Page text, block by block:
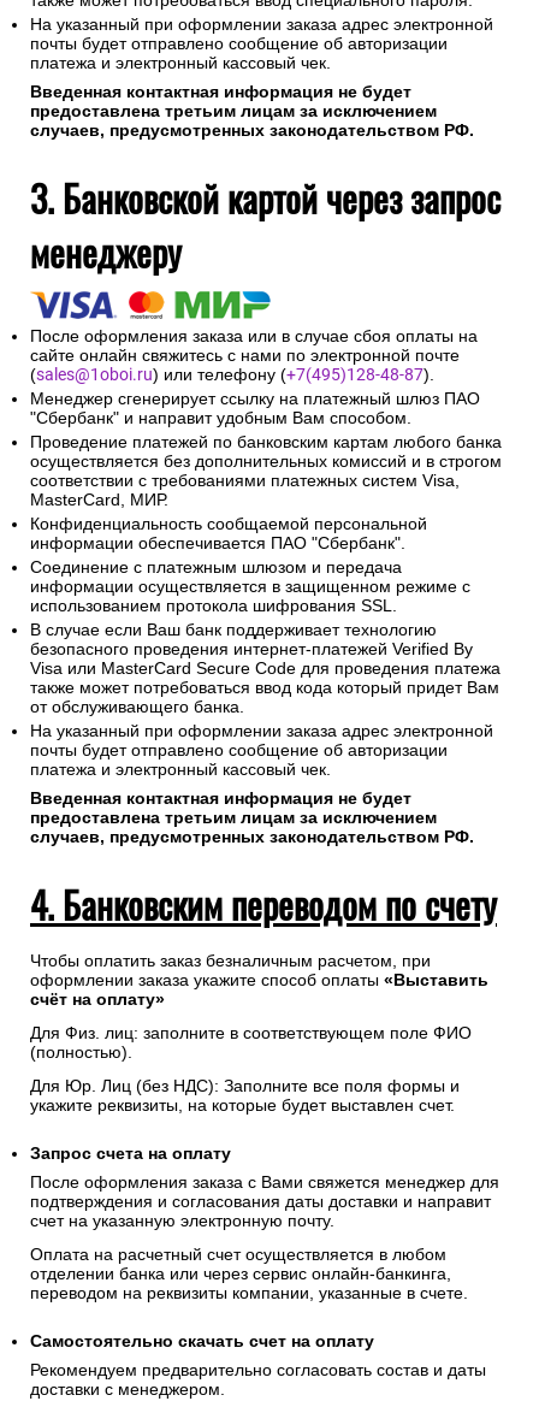
На указанный при оформлении заказа адрес электронной
почты будет отправлено сообщение об авторизации
платежа и электронный кассовый чек.
Введенная контактная информация не будет
предоставлена третьим лицам за исключением
случаев, предусмотренных законодательством РФ.
3. Банковской картой через запрос
менеджеру
После оформления заказа или в случае сбоя оплаты на
сайте онлайн свяжитесь с нами по электронной почте
(sales@1oboi.ru) или телефону (+7(495)128-48-87).
Менеджер сгенерирует ссылку на платежный шлюз ПАО
"Сбербанк" и направит удобным Вам способом.
Проведение платежей по банковским картам любого банка
осуществляется без дополнительных комиссий и в строгом
соответствии с требованиями платежных систем Visa,
MasterCard, МИР.
Конфиденциальность сообщаемой персональной
информации обеспечивается ПАО "Сбербанк".
Соединение с платежным шлюзом и передача
информации осуществляется в защищенном режиме с
использованием протокола шифрования SSL.
В случае если Ваш банк поддерживает технологию
безопасного проведения интернет-платежей Verified By
Visa или MasterCard Secure Code для проведения платежа
также может потребоваться ввод кода который придет Вам
от обслуживающего банка.
На указанный при оформлении заказа адрес электронной
почты будет отправлено сообщение об авторизации
платежа и электронный кассовый чек.
Введенная контактная информация не будет
предоставлена третьим лицам за исключением
случаев, предусмотренных законодательством РФ.
4. Банковским переводом по счету
Чтобы оплатить заказ безналичным расчетом, при
оформлении заказа укажите способ оплаты «Выставить
счёт на оплату»
Для Физ. лиц: заполните в соответствующем поле ФИО
(полностью).
Для Юр. Лиц (без НДС): Заполните все поля формы и
укажите реквизиты, на которые будет выставлен счет.
Запрос счета на оплату
После оформления заказа с Вами свяжется менеджер для
подтверждения и согласования даты доставки и направит
счет на указанную электронную почту.
Оплата на расчетный счет осуществляется в любом
отделении банка или через сервис онлайн-банкинга,
переводом на реквизиты компании, указанные в счете.
Самостоятельно скачать счет на оплату
Рекомендуем предварительно согласовать состав и даты
доставки с менеджером.